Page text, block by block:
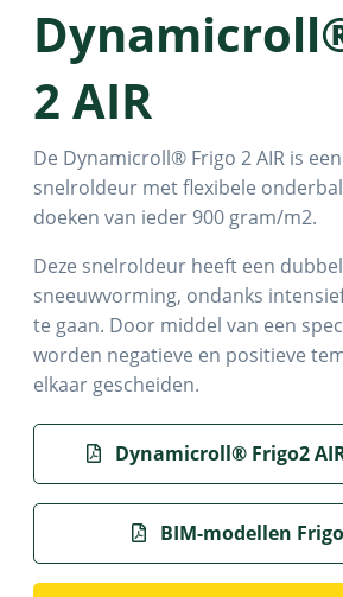
2 AIR
De Dynamicroll® Frigo 2 AIR is
snelroldeur met flexibele
doeken van ieder 900 gram/m2.
Deze snelroldeur heeft een
sneeuwvorming, ondanks
te gaan. Door middel van een
worden negatieve en positieve
elkaar gescheiden.
Dynamicroll® Frigo2
BIM-modellen